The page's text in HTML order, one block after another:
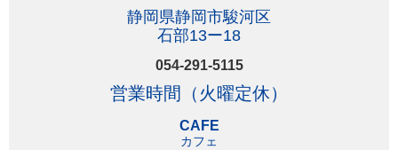
静岡県静岡市駿河区
石部13ー18
054-291-5115
営業時間（火曜定休）
CAFE
カフェ